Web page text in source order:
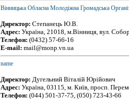
Вінницька Обласна Молодіжна Громадська
Директор: Степанець Ю.В.
Адрес: Україна, 21018, м.Вінниця, вул.
Телефон: (0432) 57-66-16
E-mail: mail@monp.vn.ua
name
Директор: Дугельний Віталій Юрійович
Адрес: Україна, 03115, м. Київ, просп.
Телефон: (044) 501-37-75, (050) 723-43-66